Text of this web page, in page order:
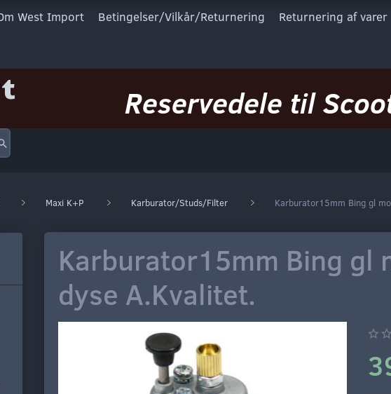
West Import Betingelser/Vilkår/Returnering Returnering af varer
Reservedele til
Maxi K+P Karburator/Studs/Filter Karburator15mm Bing gl
Karburator15mm Bing gl
dyse A.Kvalitet.